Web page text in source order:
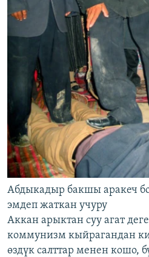
Абдыкадыр бакшы аракеч
эмдеп жаткан учуру
Аккан арыктан суу агат
коммунизм кыйрагандан
өздүк салттар менен кошо,